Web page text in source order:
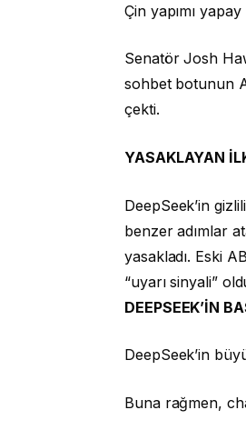
Çin yapımı
Senatör Josh
sohbet botunun
çekti.
YASAKLAYAN
DeepSeek’in
benzer adımlar
yasakladı. Eski
“uyarı sinyali”
DEEPSEEK’İN
DeepSeek’in
Buna rağmen,